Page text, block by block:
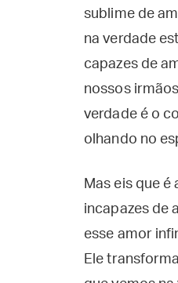
sublime de
na verdade
capazes de
nossos
verdade é o
olhando no
Mas eis que
incapazes de
esse amor
Ele